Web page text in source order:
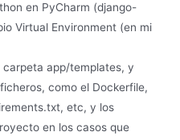
en PyCharm (django-
Virtual Environment (en mi
carpeta app/templates, y
como el Dockerfile,
etc, y los
en los casos que